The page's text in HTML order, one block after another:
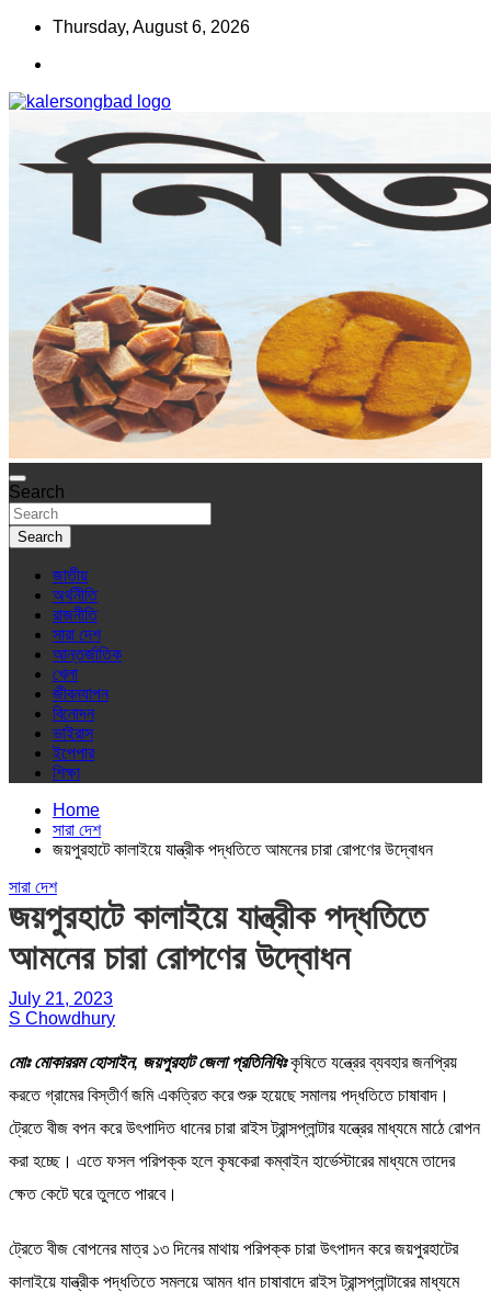
Skip
content
Thursday, August 6, 2026
কালের সংবাদ
www.kalersongbad.com
Search
Search
জাতীয়
অর্থনীতি
রাজনীতি
সারা দেশ
আন্তর্জাতিক
খেলা
জীবনযাপন
বিনোদন
ভাইরাস
ইপেপার
শিক্ষা
Home
সারা দেশ
জয়পুরহাটে কালাইয়ে যান্ত্রীক পদ্ধতিতে আমনের চারা রোপণের উদ্বোধন
সারা দেশ
জয়পুরহাটে কালাইয়ে যান্ত্রীক পদ্ধতিতে
আমনের চারা রোপণের উদ্বোধন
July 21, 2023
S Chowdhury
মোঃ মোকাররম হোসাইন, জয়পুরহাট জেলা প্রতিনিধিঃকৃষিতে যন্ত্রের ব্যবহার জনপ্রিয়
করতে গ্রামের বিস্তীর্ণ জমি একত্রিত করে শুরু হয়েছে সমালয় পদ্ধতিতে চাষাবাদ।
ট্রেতে বীজ বপন করে উৎপাদিত ধানের চারা রাইস ট্রান্সপ্লান্টার যন্ত্রের মাধ্যমে মাঠে রোপন
করা হচ্ছে। এতে ফসল পরিপক্ক হলে কৃষকেরা কম্বাইন হার্ভেস্টারের মাধ্যমে তাদের
ক্ষেত কেটে ঘরে তুলতে পারবে।
ট্রেতে বীজ বোপনের মাত্র ১৩ দিনের মাথায় পরিপক্ক চারা উৎপাদন করে জয়পুরহাটের
কালাইয়ে যান্ত্রীক পদ্ধতিতে সমলয়ে আমন ধান চাষাবাদে রাইস ট্রান্সপ্লান্টারের মাধ্যমে